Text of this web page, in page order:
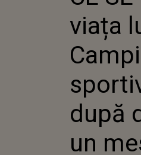
viața
după
un